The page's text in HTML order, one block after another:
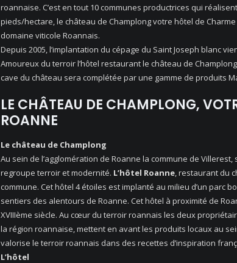
roannaise. C’est en tout 10 communes productrices qui
pieds/hectare, le château de Champlong votre hôtel de
domaine viticole Roannais.
Depuis 2005, l’implantation du cépage du Saint Joseph blanc
Amoureux du terroir l’hôtel restaurant le château de
cave du château sera complétée par une gamme de produits
LE CHÂTEAU DE CHAMPLONG,
ROANNE
Le château de Champlong
Au sein de l’agglomération de Roanne la commune de
regroupe terroir et modernité. L’hôtel Roanne, restaurant du
commune. Cet hôtel 4 étoiles est implanté au milieu d’un parc
sentiers des alentours de Roanne. Cet hôtel à proximité de
XVIIIème siècle. Au cœur du terroir roannais les deux
la région roannaise, mettent en avant les produits locaux au
valorise le terroir roannais dans des recettes d’inspiration
L’hôtel